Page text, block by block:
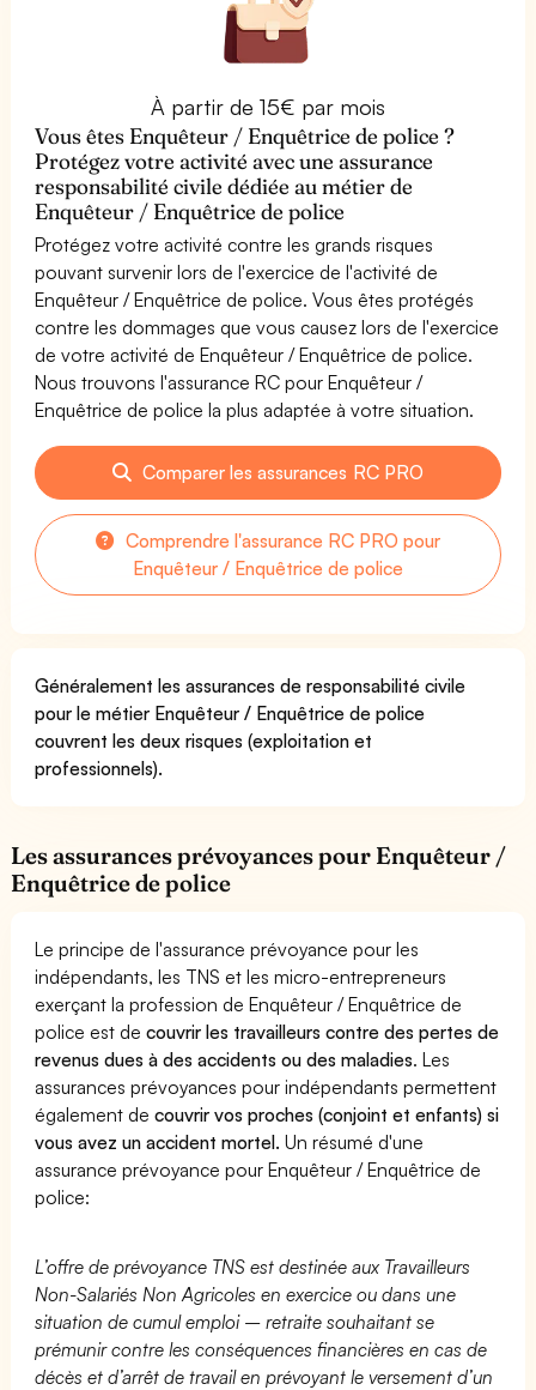
À partir de 15€ par mois
Vous êtes Enquêteur / Enquêtrice de police ?
Protégez votre activité avec une assurance
responsabilité civile dédiée au métier de
Enquêteur / Enquêtrice de police
Protégez votre activité contre les grands risques
pouvant survenir lors de l'exercice de l'activité de
Enquêteur / Enquêtrice de police. Vous êtes protégés
contre les dommages que vous causez lors de l'exercice
de votre activité de Enquêteur / Enquêtrice de police.
Nous trouvons l'assurance RC pour Enquêteur /
Enquêtrice de police la plus adaptée à votre situation.
Comparer les assurances RC PRO
Comprendre l'assurance RC PRO pour
Enquêteur / Enquêtrice de police
Généralement les assurances de responsabilité civile
pour le métier Enquêteur / Enquêtrice de police
couvrent les deux risques (exploitation et
professionnels).
Les assurances prévoyances pour Enquêteur /
Enquêtrice de police
Le principe de l'assurance prévoyance pour les
indépendants, les TNS et les micro-entrepreneurs
exerçant la profession de Enquêteur / Enquêtrice de
police est decouvrir les travailleurs contre des pertes de
revenus dues à des accidents ou des maladies. Les
assurances prévoyances pour indépendants permettent
également decouvrir vos proches (conjoint et enfants) si
vous avez un accident mortel. Un résumé d'une
assurance prévoyance pour Enquêteur / Enquêtrice de
police:
L’offre de prévoyance TNS est destinée aux Travailleurs
Non-Salariés Non Agricoles en exercice ou dans une
situation de cumul emploi – retraite souhaitant se
prémunir contre les conséquences financières en cas de
décès et d’arrêt de travail en prévoyant le versement d’un